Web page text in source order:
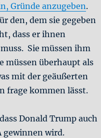
Gründe anzugeben.
den, dem sie gegeben
dass er ihnen
Sie müssen ihm
müssen überhaupt als
mit der geäußerten
frage kommen lässt.
Donald Trump auch
gewinnen wird.